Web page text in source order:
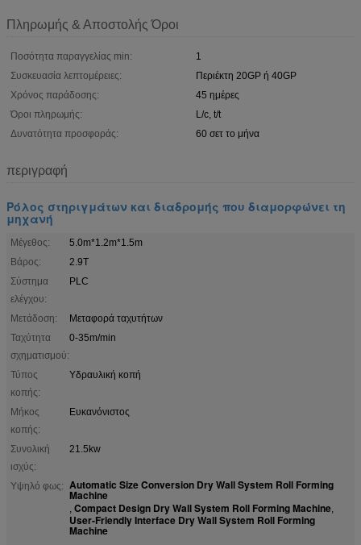
Πληρωμής & Αποστολής Όροι
Ποσότητα παραγγελίας min:
1
Συσκευασία λεπτομέρειες:
Περιέκτη 20GP ή 40GP
Χρόνος παράδοσης:
45 ημέρες
Όροι πληρωμής:
L/c, t/t
Δυνατότητα προσφοράς:
60 σετ το μήνα
περιγραφή
Ρόλος στηριγμάτων και διαδρομής που διαμορφώνει τη
μηχανή
Μέγεθος:
5.0m*1.2m*1.5m
Βάρος:
2.9T
Σύστημα
ελέγχου:
PLC
Μετάδοση:
Μεταφορά ταχυτήτων
Ταχύτητα
σχηματισμού:
0-35m/min
Τύπος
κοπής:
Υδραυλική κοπή
Μήκος
κοπής:
Ευκανόνιστος
Συνολική
ισχύς:
21.5kw
Υψηλό φως: Automatic Size Conversion Dry Wall System Roll Forming
Machine
, Compact Design Dry Wall System Roll Forming Machine,
User-Friendly Interface Dry Wall System Roll Forming
Machine